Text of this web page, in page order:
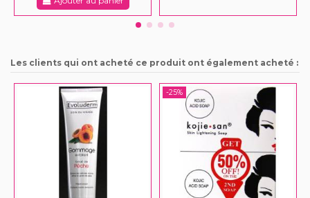
Les clients qui ont acheté ce produit ont également acheté :
-25%